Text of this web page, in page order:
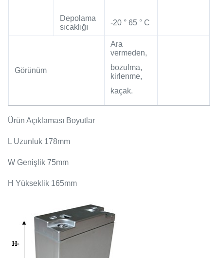
Depolama
sıcaklığı
-20 ° 65 ° C
Görünüm
Ara
vermeden,
bozulma,
kirlenme,
kaçak.
Ürün Açıklaması Boyutlar
L Uzunluk 178mm
W Genişlik 75mm
H Yükseklik 165mm